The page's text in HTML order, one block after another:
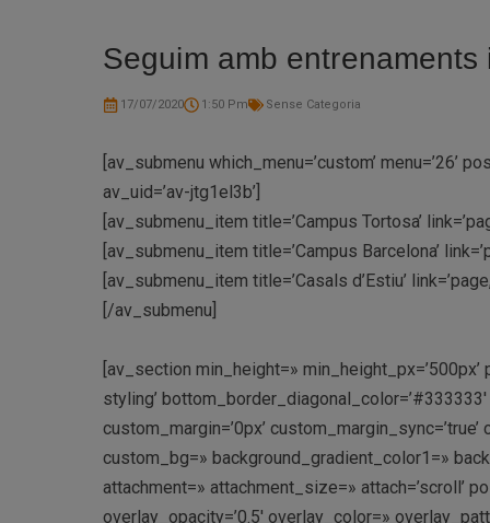
Seguim amb
17/07/2020 1:50 Pm Sense Categoria
[av_submenu which_menu=’custom’ menu=’26’
av_uid=’av-jtg1el3b’]
[av_submenu_item title=’Campus Tortosa’
[av_submenu_item title=’Campus Barcelona’
[av_submenu_item title=’Casals d’Estiu’
[/av_submenu]
[av_section min_height=»
styling’
custom_margin=’0px’
custom_bg=» background_gradient_color1=»
attachment=» attachment_size=» attach=’scroll’
overlay_opacity=’0.5′ overlay_color=»